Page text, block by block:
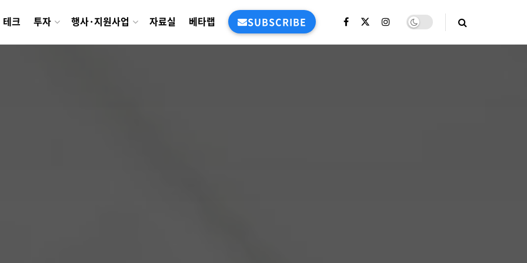
테크 투자 행사·지원사업 자료실 베타랩 SUBSCRIBE